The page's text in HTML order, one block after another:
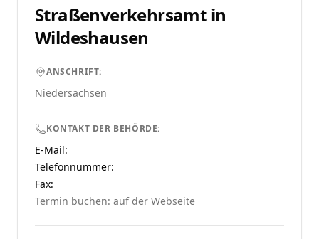
Straßenverkehrsamt in
Wildeshausen
ANSCHRIFT:
Niedersachsen
KONTAKT DER BEHÖRDE:
E-Mail:
Telefonnummer:
Fax:
Termin buchen: auf der Webseite